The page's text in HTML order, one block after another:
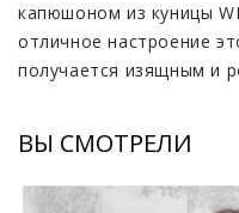
капюшоном из куницы
отличное настроение
получается изящным и
морозную погоду.
ВЫ СМОТРЕЛИ